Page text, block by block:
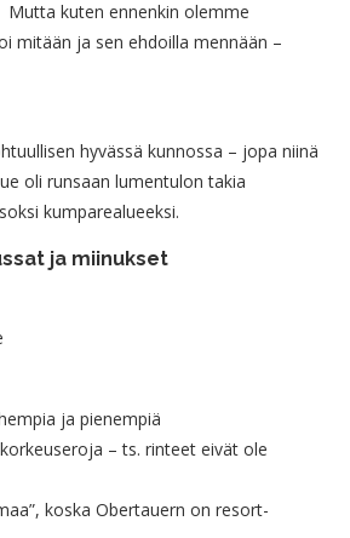
Mutta kuten ennenkin olemme
mitään ja sen ehdoilla mennään –
hyvässä kunnossa – jopa niinä
oli runsaan lumentulon takia
kumparealueeksi.
ja miinukset
ja pienempiä
– ts. rinteet eivät ole
koska Obertauern on resort-